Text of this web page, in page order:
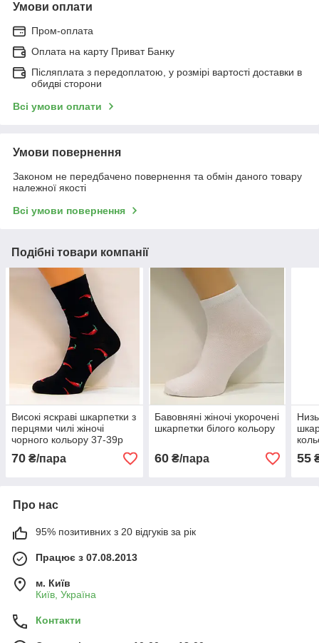
Умови оплати
Пром-оплата
Оплата на карту Приват Банку
Післяплата з передоплатою, у розмірі вартості доставки в
обидві сторони
Всі умови оплати
Умови повернення
Законом не передбачено повернення та обмін даного товару
належної якості
Всі умови повернення
Подібні товари компанії
Високі яскраві шкарпетки з
перцями чилі жіночі
чорного кольору 37-39р
70 ₴/пара
Бавовняні жіночі укорочені
шкарпетки білого кольору
60₴/пара 55
Про нас
95% позитивних з 20 відгуків за рік
Працює з 07.08.2013
м. Київ
Київ, Україна
Контакти